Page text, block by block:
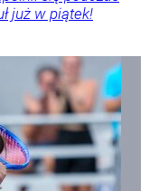
już w piątek!